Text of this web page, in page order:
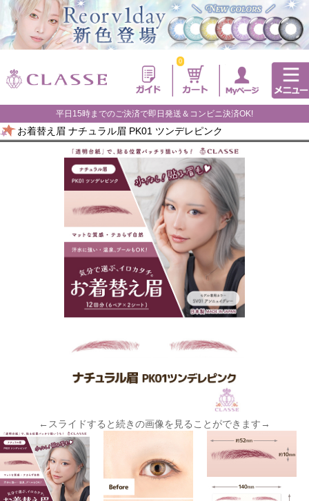
0
平日15時までのご決済で即日発送＆コンビニ決済OK!
お着替え眉 ナチュラル眉 PK01 ツンデレピンク
←スライドすると続きの画像を見ることができます→